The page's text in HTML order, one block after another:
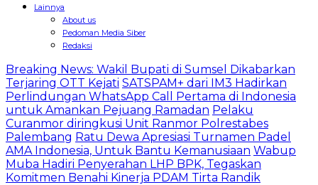
Lainnya
About us
Pedoman Media Siber
Redaksi
Breaking News: Wakil Bupati di Sumsel Dikabarkan
Terjaring OTT Kejati SATSPAM+ dari IM3 Hadirkan
Perlindungan WhatsApp Call Pertama di Indonesia
untuk Amankan Pejuang Ramadan Pelaku
Curanmor diringkusi Unit Ranmor Polrestabes
Palembang Ratu Dewa Apresiasi Turnamen Padel
AMA Indonesia, Untuk Bantu Kemanusiaan Wabup
Muba Hadiri Penyerahan LHP BPK, Tegaskan
Komitmen Benahi Kinerja PDAM Tirta Randik